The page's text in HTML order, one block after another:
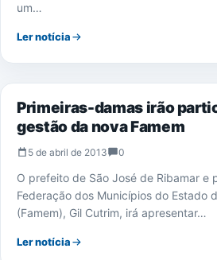
um…
Ler notícia
NOTÍCIAS
Primeiras-damas irão
gestão da nova Famem
5 de abril de 2013 0
O prefeito de São José de Ribamar e
Federação dos Municípios do Estado
(Famem), Gil Cutrim, irá apresentar…
Ler notícia